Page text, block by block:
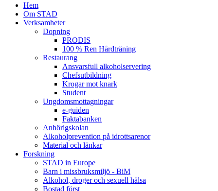
Hem
Om STAD
Verksamheter
Dopning
PRODIS
100 % Ren Hårdträning
Restaurang
Ansvarsfull alkoholservering
Chefsutbildning
Krogar mot knark
Student
Ungdomsmottagningar
e-guiden
Faktabanken
Anhörigskolan
Alkoholprevention på idrottsarenor
Material och länkar
Forskning
STAD in Europe
Barn i missbruksmiljö - BiM
Alkohol, droger och sexuell hälsa
Bostad först